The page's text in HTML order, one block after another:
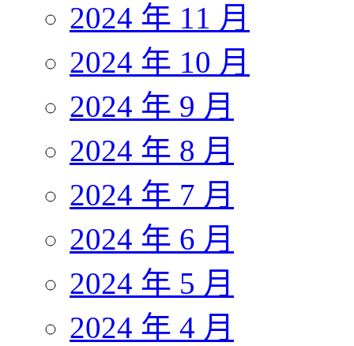
2024 年 11 月
2024 年 10 月
2024 年 9 月
2024 年 8 月
2024 年 7 月
2024 年 6 月
2024 年 5 月
2024 年 4 月